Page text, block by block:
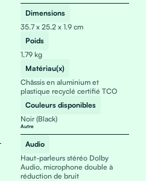
Dimensions
35.7 x 25.2 x 1.9 cm
Poids
1,79 kg
Matériau(x)
Châssis en aluminium et
plastique recyclé certifié TCO
Couleurs disponibles
Noir (Black)
Autre
Audio
Haut-parleurs stéréo Dolby
Audio, microphone double à
réduction de bruit